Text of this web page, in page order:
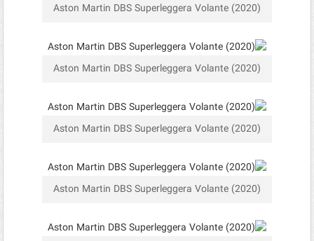
Aston Martin DBS Superleggera Volante (2020)
Aston Martin DBS Superleggera Volante (2020)
Aston Martin DBS Superleggera Volante (2020)
Aston Martin DBS Superleggera Volante (2020)